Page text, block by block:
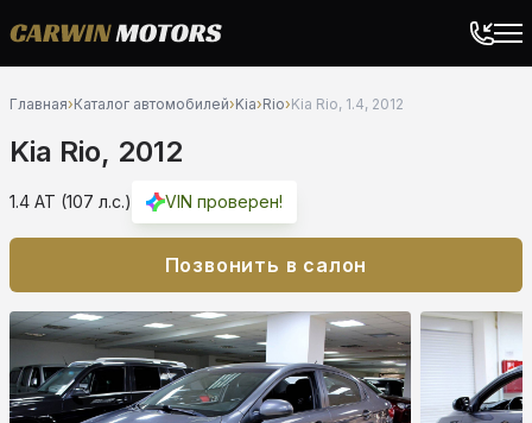
Главная›Каталог автомобилей›Kia›Rio›Kia Rio, 1.4, 2012
Kia Rio, 2012
1.4 AT (107 л.с.) VIN проверен!
Позвонить в салон